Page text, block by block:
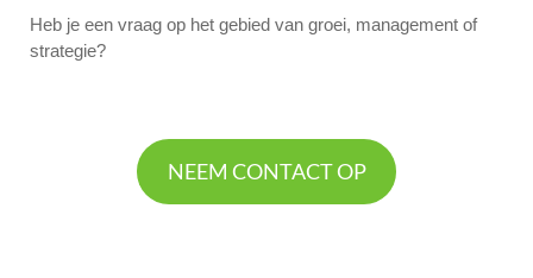
Heb je een vraag op het gebied van groei, management of
strategie?
NEEM CONTACT OP